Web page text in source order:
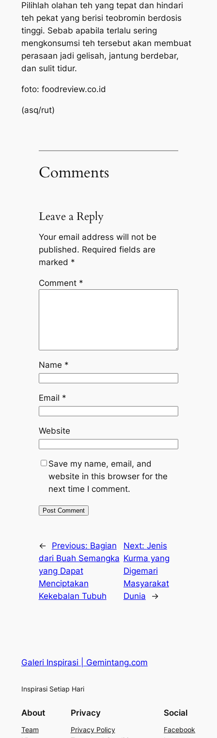
Pilihlah olahan teh yang tepat dan hindari
teh pekat yang berisi teobromin berdosis
tinggi. Sebab apabila terlalu sering
mengkonsumsi teh tersebut akan membuat
perasaan jadi gelisah, jantung berdebar,
dan sulit tidur.
foto: foodreview.co.id
(asq/rut)
Comments
Leave a Reply
Your email address will not be
published. Required fields are
marked *
Comment *
Name *
Email *
Website
Save my name, email, and
website in this browser for the
next time I comment.
← Previous: Bagian
dari Buah Semangka
yang Dapat
Menciptakan
Kekebalan Tubuh
Next: Jenis
Kurma yang
Digemari
Masyarakat
Dunia
→
Galeri Inspirasi | Gemintang.com
Inspirasi Setiap Hari
About
Team
Privacy
Privacy Policy
Social
Facebook